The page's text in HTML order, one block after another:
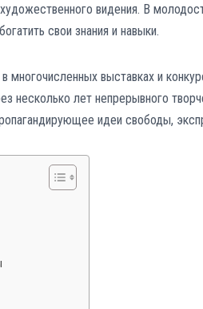
видения. В
свои знания и навыки.
многочисленных выставках и
несколько лет непрерывного
идеи свободы,